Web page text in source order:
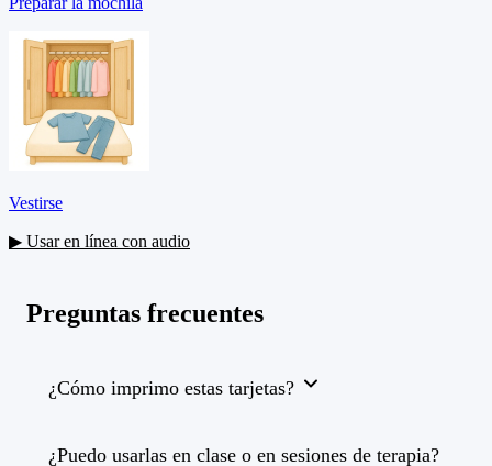
Vestirse
▶ Usar en línea con audio
Preguntas frecuentes
¿Cómo imprimo estas tarjetas?
¿Puedo usarlas en clase o en sesiones de terapia?